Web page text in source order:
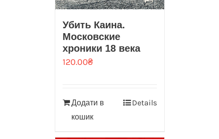
Убить Каина.
Московские
хроники 18 века
120.00₴
Додати в
кошик
Details